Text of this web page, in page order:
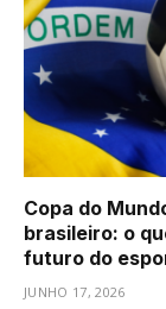
Copa do
brasileiro: o
futuro do
JUNHO 17, 2026